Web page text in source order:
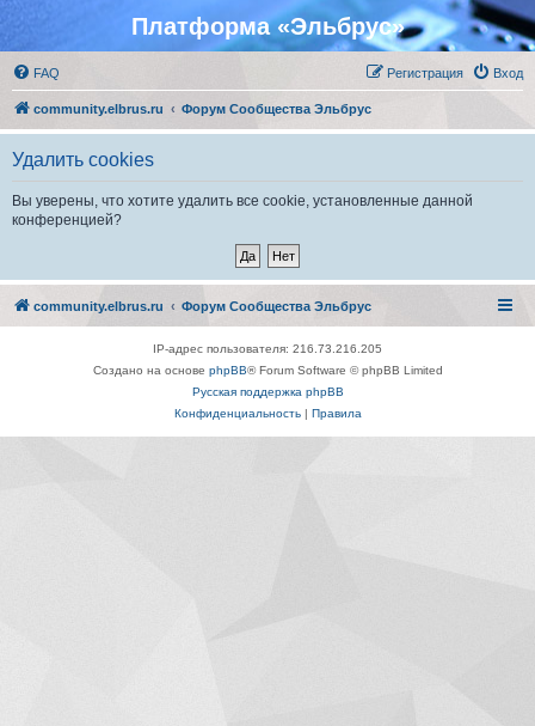
Платформа «Эльбрус»
FAQ Вход
Регистрация
community.elbrus.ru Форум Сообщества Эльбрус
Удалить cookies
Вы уверены, что хотите удалить все cookie, установленные данной
конференцией?
community.elbrus.ru Форум Сообщества Эльбрус
IP-адрес пользователя: 216.73.216.205
Создано на основе phpBB® Forum Software © phpBB Limited
Русская поддержка phpBB
Конфиденциальность| Правила